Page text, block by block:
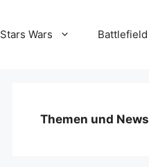
Stars Wars Battlefield
Themen und News